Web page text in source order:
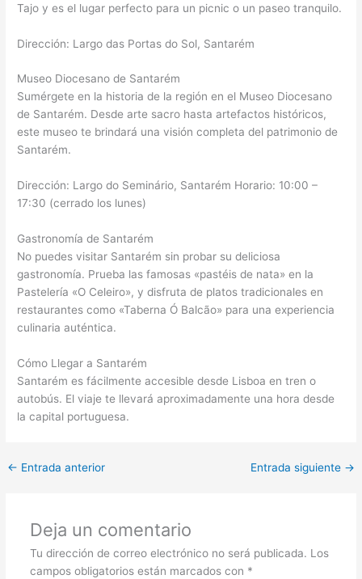
Tajo y es el lugar perfecto para un picnic o un paseo tranquilo.
Dirección: Largo das Portas do Sol, Santarém
Museo Diocesano de Santarém
Sumérgete en la historia de la región en el Museo Diocesano
de Santarém. Desde arte sacro hasta artefactos históricos,
este museo te brindará una visión completa del patrimonio de
Santarém.
Dirección: Largo do Seminário, Santarém Horario: 10:00 –
17:30 (cerrado los lunes)
Gastronomía de Santarém
No puedes visitar Santarém sin probar su deliciosa
gastronomía. Prueba las famosas «pastéis de nata» en la
Pastelería «O Celeiro», y disfruta de platos tradicionales en
restaurantes como «Taberna Ó Balcão» para una experiencia
culinaria auténtica.
Cómo Llegar a Santarém
Santarém es fácilmente accesible desde Lisboa en tren o
autobús. El viaje te llevará aproximadamente una hora desde
la capital portuguesa.
← Entrada anterior Entrada siguiente →
Deja un comentario
Tu dirección de correo electrónico no será publicada. Los
campos obligatorios están marcados con *